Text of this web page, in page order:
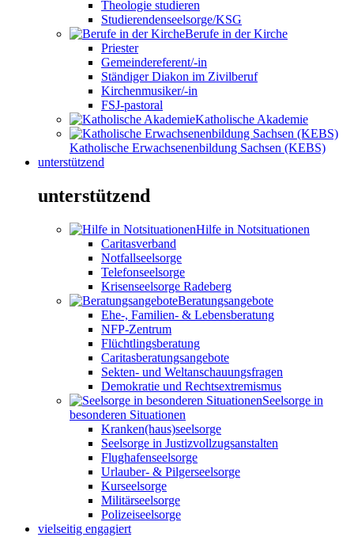
Theologie studieren
Studierendenseelsorge/KSG
Berufe in der Kirche
Priester
Gemeindereferent/-in
Ständiger Diakon im Zivilberuf
Kirchenmusiker/-in
FSJ-pastoral
Katholische Akademie
Katholische Erwachsenenbildung Sachsen (KEBS)
unterstützend
unterstützend
Hilfe in Notsituationen
Caritasverband
Notfallseelsorge
Telefonseelsorge
Krisenseelsorge Radeberg
Beratungsangebote
Ehe-, Familien- & Lebensberatung
NFP-Zentrum
Flüchtlingsberatung
Caritasberatungsangebote
Sekten- und Weltanschauungsfragen
Demokratie und Rechtsextremismus
Seelsorge in
besonderen Situationen
Kranken(haus)seelsorge
Seelsorge in Justizvollzugsanstalten
Flughafenseelsorge
Urlauber- & Pilgerseelsorge
Kurseelsorge
Militärseelsorge
Polizeiseelsorge
vielseitig engagiert